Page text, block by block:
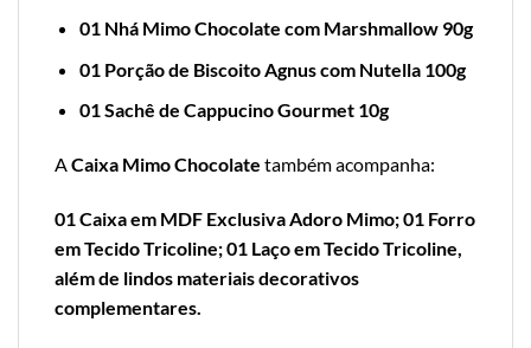
01 Nhá Mimo Chocolate com Marshmallow 90g
01 Porção de Biscoito Agnus com Nutella 100g
01 Sachê de Cappucino Gourmet 10g
ACaixa Mimo Chocolate também acompanha:
01 Caixa em MDF Exclusiva Adoro Mimo; 01 Forro
em Tecido Tricoline; 01 Laço em Tecido Tricoline,
além de lindos materiais decorativos
complementares.